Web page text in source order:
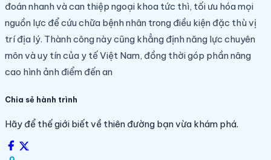
đoán nhanh và can thiệp ngoại khoa tức thì, tối ưu hóa mọi
nguồn lực để cứu chữa bệnh nhân trong điều kiện đặc thù vị
trí địa lý. Thành công này cũng khẳng định năng lực chuyên
môn và uy tín của y tế Việt Nam, đồng thời góp phần nâng
cao hình ảnh điểm đến an
Chia sẻ hành trình
Hãy để thế giới biết về thiên đường bạn vừa khám phá.